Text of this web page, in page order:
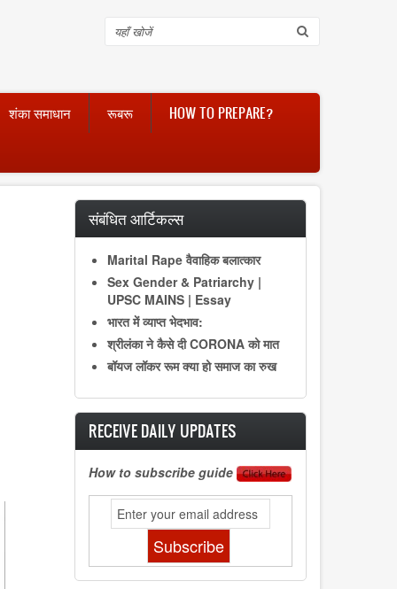
Search
शंका समाधान रूबरू HOW TO PREPARE?
संबंधित आर्टिकल्स
Marital Rape वैवाहिक बलात्कार
Sex Gender & Patriarchy |
UPSC MAINS | Essay
भारत में व्याप्त भेदभाव:
श्रीलंका ने कैसे दी CORONA को मात
बॉयज लॉकर रूम क्या हो समाज का रुख
RECEIVE DAILY UPDATES
How to subscribe guide